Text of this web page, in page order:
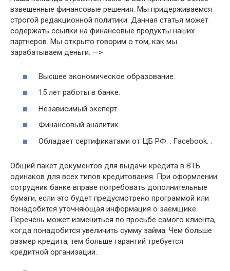
взвешенные финансовые решения. Мы придерживаемся
строгой редакционной политики. Данная статья может
содержать ссылки на финансовые продукты наших
партнеров. Мы открыто говорим о том, как мы
зарабатываем деньги. —>
Высшее экономическое образование.
15 лет работы в банке.
Независимый эксперт.
Финансовый аналитик.
Обладает сертификатами от ЦБ РФ. . Facebook. .
Общий пакет документов для выдачи кредита в ВТБ
одинаков для всех типов кредитования. При оформлении
сотрудник банке вправе потребовать дополнительные
бумаги, если это будет предусмотрено программой или
понадобится уточняющая информация о заемщике.
Перечень может измениться по просьбе самого клиента,
когда понадобится увеличить сумму займа. Чем больше
размер кредита, тем больше гарантий требуется
кредитной организации.